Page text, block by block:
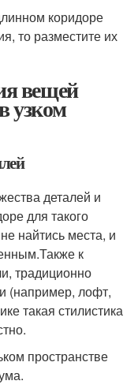
коридоре
то разместите их
вещей
узком
деталей и
для такого
найтись места, и
к
традиционно
(например, лофт,
такая стилистика
пространстве